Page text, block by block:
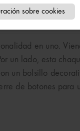
sobre cookies
en uno.
lado, esta
un bolsillo
de botones